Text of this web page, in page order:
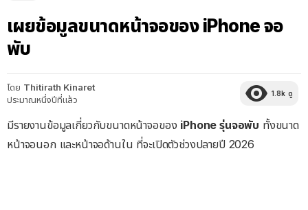
เผยข้อมูลขนาดหน้าจอของ iPhone จอ
พับ
โดย Thitirath Kinaret
ประมาณหนึ่งปีที่แล้ว
1.8k ดู
มีรายงานข้อมูลเกี่ยวกับขนาดหน้าจอของ iPhone รุ่นจอพับ ทั้งขนาด
หน้าจอนอก และหน้าจอด้านใน ที่จะเปิดตัวช่วงปลายปี 2026